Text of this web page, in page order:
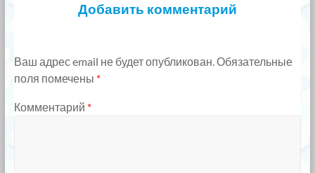
Добавить комментарий
Ваш адрес email не будет опубликован. Обязательные
поля помечены *
Комментарий *